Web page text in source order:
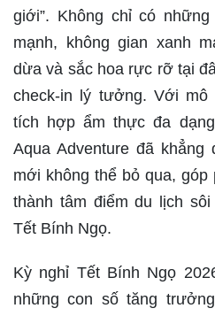
giới”. Không chỉ có
mạnh, không gian xanh
dừa và sắc hoa rực rỡ tại
check-in lý tưởng. Với mô
tích hợp ẩm thực đa
Aqua Adventure đã
mới không thể bỏ qua,
thành tâm điểm du lịch
Tết Bính Ngọ.
Kỳ nghỉ Tết Bính Ngọ
những con số tăng